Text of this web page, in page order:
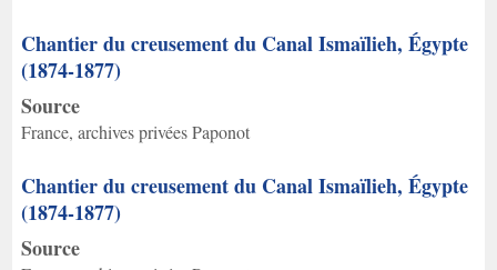
Chantier du creusement du Canal Ismaïlieh, Égypte
(1874-1877)
Source
France, archives privées Paponot
Chantier du creusement du Canal Ismaïlieh, Égypte
(1874-1877)
Source